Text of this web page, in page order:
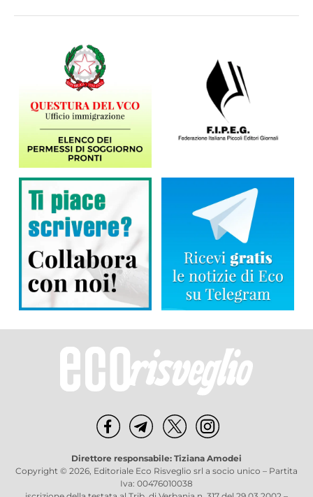
Direttore responsabile: Tiziana Amodei
Copyright © 2026, Editoriale Eco Risveglio srl a socio unico – Partita
Iva: 00476010038